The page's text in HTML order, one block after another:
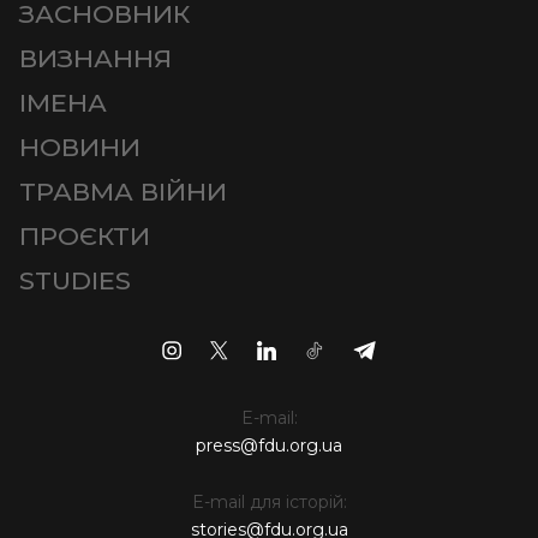
ЗАСНОВНИК
ВИЗНАННЯ
ІМЕНА
НОВИНИ
ТРАВМА ВІЙНИ
ПРОЄКТИ
STUDIES
E-mail:
press@fdu.org.ua
E-mail для історій:
stories@fdu.org.ua